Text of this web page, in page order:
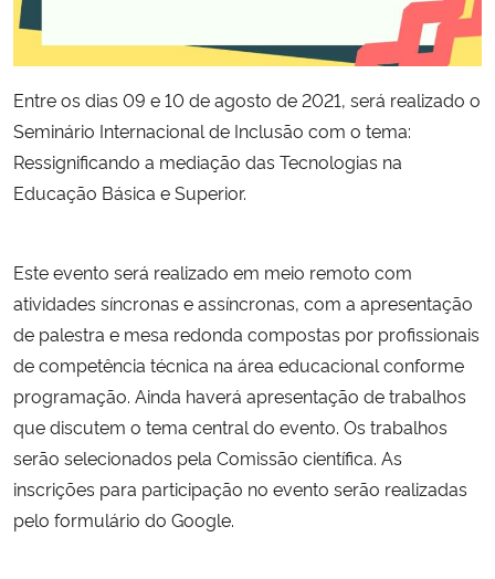
Ministério da Mulher, da Família e dos Direitos Humanos
Secretaria-Geral
Secretaria de Governo
Advocacia-Geral da União
Banco Central do Brasil
Planalto
Entre os dias 09 e 10 de agosto de 2021, será realizado o
Seminário Internacional de Inclusão com o tema:
Ressignificando a mediação das Tecnologias na
Educação Básica e Superior.
Este evento será realizado em meio remoto com
atividades síncronas e assíncronas, com a apresentação
de palestra e mesa redonda compostas por profissionais
de competência técnica na área educacional conforme
programação. Ainda haverá apresentação de trabalhos
que discutem o tema central do evento. Os trabalhos
serão selecionados pela Comissão científica. As
inscrições para participação no evento serão realizadas
pelo formulário do Google.